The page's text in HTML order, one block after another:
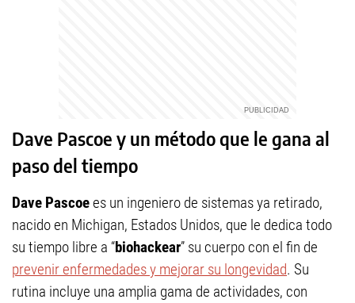
Dave Pascoe y un método que le gana al
paso del tiempo
Dave Pascoees un ingeniero de sistemas ya retirado,
nacido en Michigan, Estados Unidos, que le dedica todo
su tiempo libre a “biohackear” su cuerpo con el fin de
prevenir enfermedades y mejorar su longevidad. Su
rutina incluye una amplia gama de actividades, con